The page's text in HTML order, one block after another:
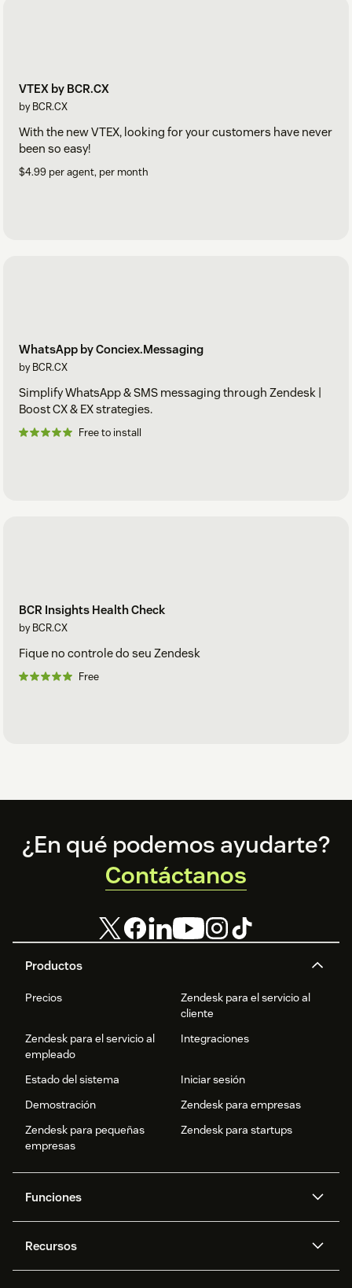
VTEX by BCR.CX
by BCR.CX
With the new VTEX, looking for your customers have never
been so easy!
$4.99 per agent, per month
WhatsApp by Conciex.Messaging
by BCR.CX
Simplify WhatsApp & SMS messaging through Zendesk |
Boost CX & EX strategies.
Free to install
BCR Insights Health Check
by BCR.CX
Fique no controle do seu Zendesk
Free
Footer
Productos
Precios
Zendesk para el servicio al
cliente
Zendesk para el servicio al
empleado
Integraciones
Estado del sistema
Iniciar sesión
Demostración
Zendesk para empresas
Zendesk para pequeñas
empresas
Zendesk para startups
Funciones
IA de Zendesk
Recursos
¿En qué podemos ayudarte?
Contáctanos